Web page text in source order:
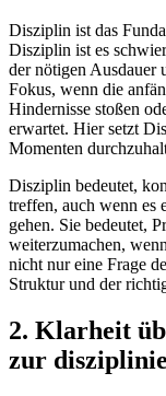
Disziplin ist das
Disziplin ist es
der nötigen Ausdauer
Fokus, wenn die
Hindernisse stoßen
erwartet. Hier setzt
Momenten
Disziplin bedeutet,
treffen, auch wenn es
gehen. Sie bedeutet,
weiterzumachen,
nicht nur eine Frage
Struktur und der
2. Klarheit
zur